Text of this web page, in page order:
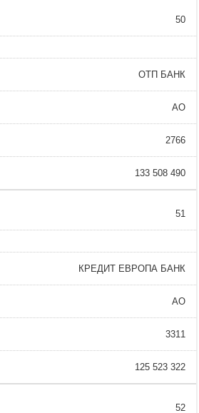
50
ОТП БАНК
АО
2766
133 508 490
51
КРЕДИТ ЕВРОПА БАНК
АО
3311
125 523 322
52